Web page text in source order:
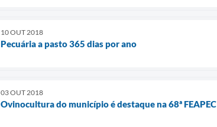
10 OUT 2018
Pecuária a pasto 365 dias por ano
03 OUT 2018
Ovinocultura do município é destaque na 68ª FEAPEC